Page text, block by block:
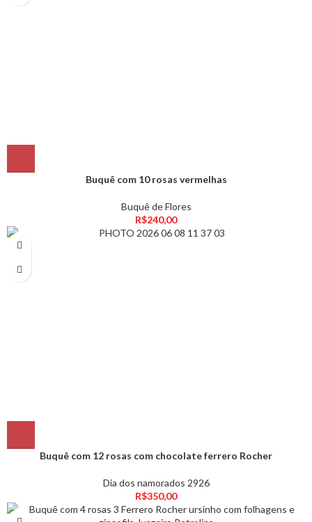
Buquê com 10 rosas vermelhas
Buquê de Flores
R$240,00
Buquê com 12 rosas com chocolate ferrero Rocher
Dia dos namorados 2926
R$350,00